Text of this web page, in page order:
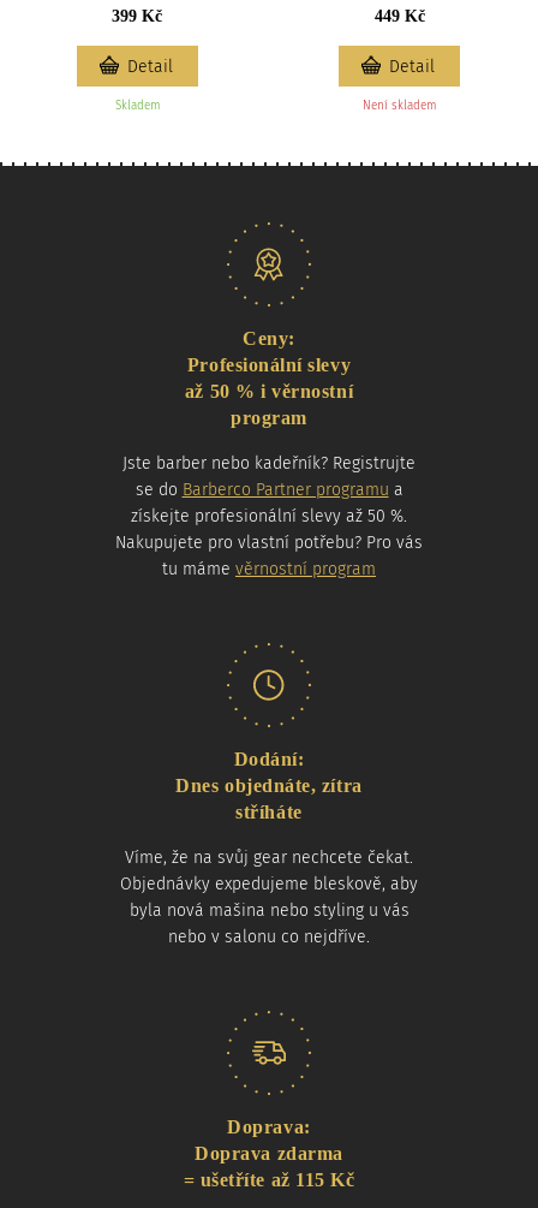
399 Kč
Skladem
Detail
449 Kč
Není skladem
Detail
Ceny:
Profesionální slevy
až 50 % i věrnostní
program
Jste barber nebo kadeřník? Registrujte
se do Barberco Partner programu a
získejte profesionální slevy až 50 %.
Nakupujete pro vlastní potřebu? Pro vás
tu máme věrnostní program
Dodání:
Dnes objednáte, zítra
stříháte
Víme, že na svůj gear nechcete čekat.
Objednávky expedujeme bleskově, aby
byla nová mašina nebo styling u vás
nebo v salonu co nejdříve.
Doprava:
Doprava zdarma
= ušetříte až 115 Kč